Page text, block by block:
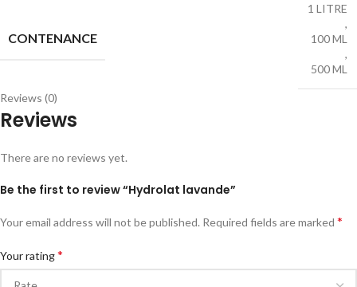
CONTENANCE
1 LITRE
,
100 ML
,
500 ML
Reviews (0)
Reviews
There are no reviews yet.
Be the first to review “Hydrolat lavande”
Your email address will not be published. Required fields are marked *
Your rating*